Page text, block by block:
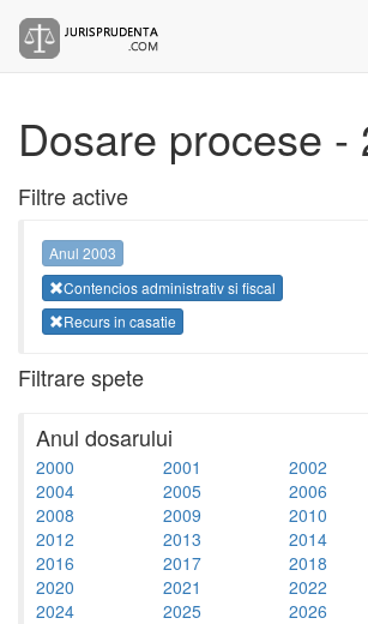
Dosare procese -
Filtre active
Anul 2003
Contencios administrativ si fiscal
Recurs in casatie
Filtrare spete
Anul dosarului
2000 2001 2002
2004
2005 2006
2008
2009 2010
2012
2013 2014
2016
2017 2018
2020
2021 2022
2024
2025 2026